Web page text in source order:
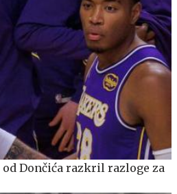
Dončića razkril razloge za